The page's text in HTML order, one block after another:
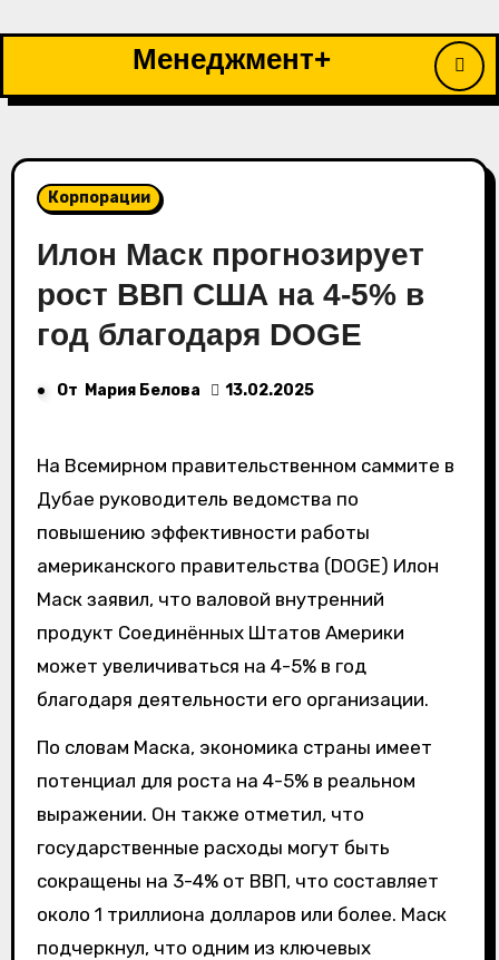
Менеджмент+
Корпорации
Илон Маск прогнозирует
рост ВВП США на 4-5% в
год благодаря DOGE
От Мария Белова 13.02.2025
На Всемирном правительственном саммите в
Дубае руководитель ведомства по
повышению эффективности работы
американского правительства (DOGE) Илон
Маск заявил, что валовой внутренний
продукт Соединённых Штатов Америки
может увеличиваться на 4-5% в год
благодаря деятельности его организации.
По словам Маска, экономика страны имеет
потенциал для роста на 4-5% в реальном
выражении. Он также отметил, что
государственные расходы могут быть
сокращены на 3-4% от ВВП, что составляет
около 1 триллиона долларов или более. Маск
подчеркнул, что одним из ключевых